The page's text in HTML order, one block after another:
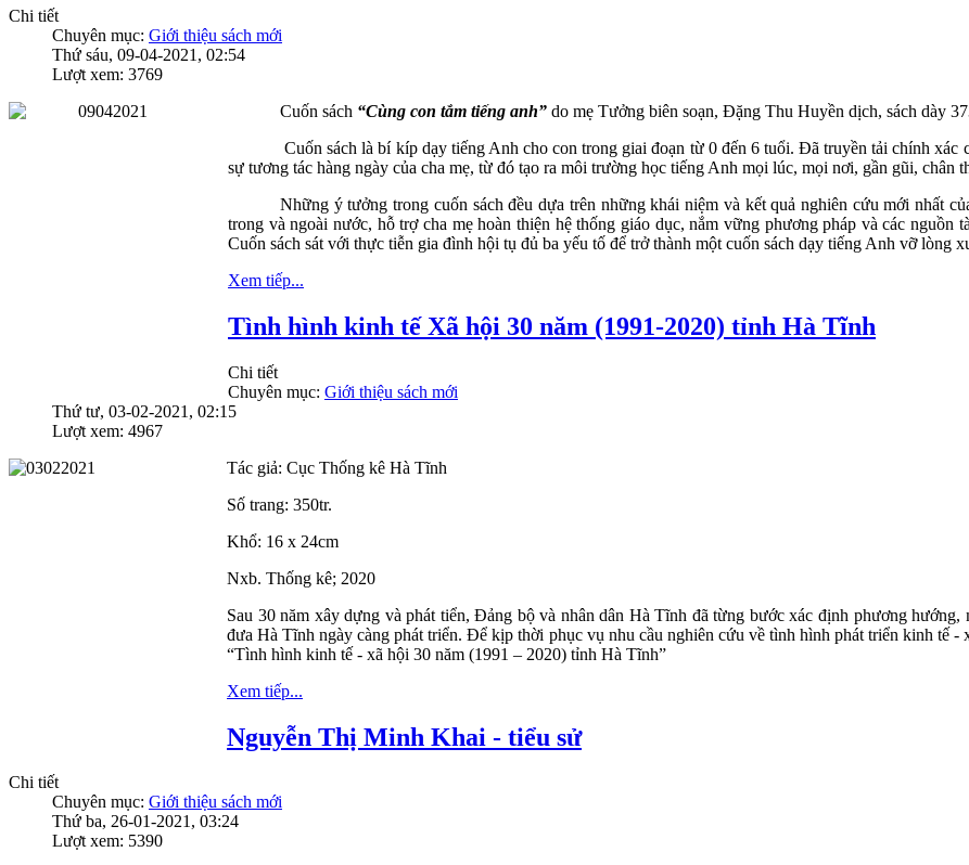
Chi tiết
Chuyên mục: Giới thiệu sách mới
Thứ sáu, 09-04-2021, 02:54
Lượt xem: 3769
Cuốn sách “Cùng con tắm tiếng anh” do mẹ Tưởng biên soạn, Đặng Thu Huyền dịch, sách dày
Cuốn sách là bí kíp dạy tiếng Anh cho con trong giai đoạn từ 0 đến 6 tuổi. Đã truyền tải chính
sự tương tác hàng ngày của cha mẹ, từ đó tạo ra môi trường học tiếng Anh mọi lúc, mọi nơi, gần gũi, chân
Những ý tưởng trong cuốn sách đều dựa trên những khái niệm và kết quả nghiên cứu mới nhất
trong và ngoài nước, hỗ trợ cha mẹ hoàn thiện hệ thống giáo dục, nắm vững phương pháp và các
Cuốn sách sát với thực tiễn gia đình hội tụ đủ ba yếu tố để trở thành một cuốn sách dạy tiếng Anh vỡ lòng
Xem tiếp...
Tình hình kinh tế Xã hội 30 năm (1991-2020) tỉnh Hà Tĩnh
Chi tiết
Chuyên mục: Giới thiệu sách mới
Thứ tư, 03-02-2021, 02:15
Lượt xem: 4967
Tác giả: Cục Thống kê Hà Tĩnh
Số trang: 350tr.
Khổ: 16 x 24cm
Nxb. Thống kê; 2020
Sau 30 năm xây dựng và phát tiển, Đảng bộ và nhân dân Hà Tĩnh đã từng bước xác định phương
đưa Hà Tĩnh ngày càng phát triển. Để kịp thời phục vụ nhu cầu nghiên cứu về tình hình phát triển kinh tế
“Tình hình kinh tế - xã hội 30 năm (1991 – 2020) tỉnh Hà Tĩnh”
Xem tiếp...
Nguyễn Thị Minh Khai - tiểu sử
Chi tiết
Chuyên mục: Giới thiệu sách mới
Thứ ba, 26-01-2021, 03:24
Lượt xem: 5390